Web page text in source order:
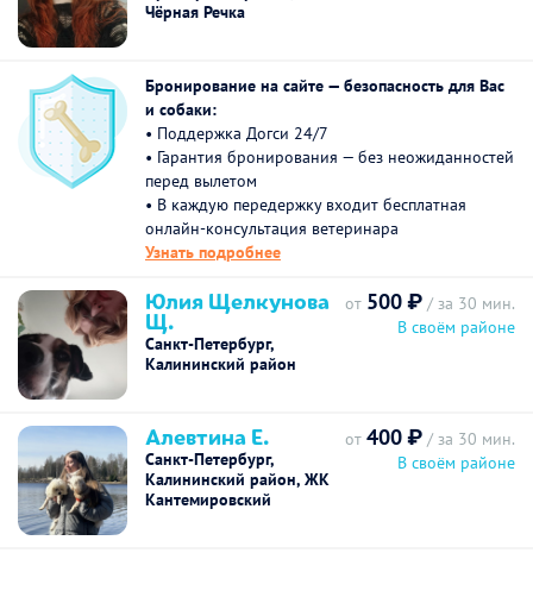
Чёрная Речка
Бронирование на сайте — безопасность для Вас
и собаки:
• Поддержка Догси 24/7
• Гарантия бронирования — без неожиданностей
перед вылетом
• В каждую передержку входит бесплатная
онлайн-консультация ветеринара
Узнать подробнее
Юлия Щелкунова
Щ.
Санкт-Петербург,
Калининский район
от 500 ₽ / за 30 мин.
В своём районе
Алевтина Е.
Санкт-Петербург,
Калининский район, ЖК
Кантемировский
от 400 ₽ / за 30 мин.
В своём районе